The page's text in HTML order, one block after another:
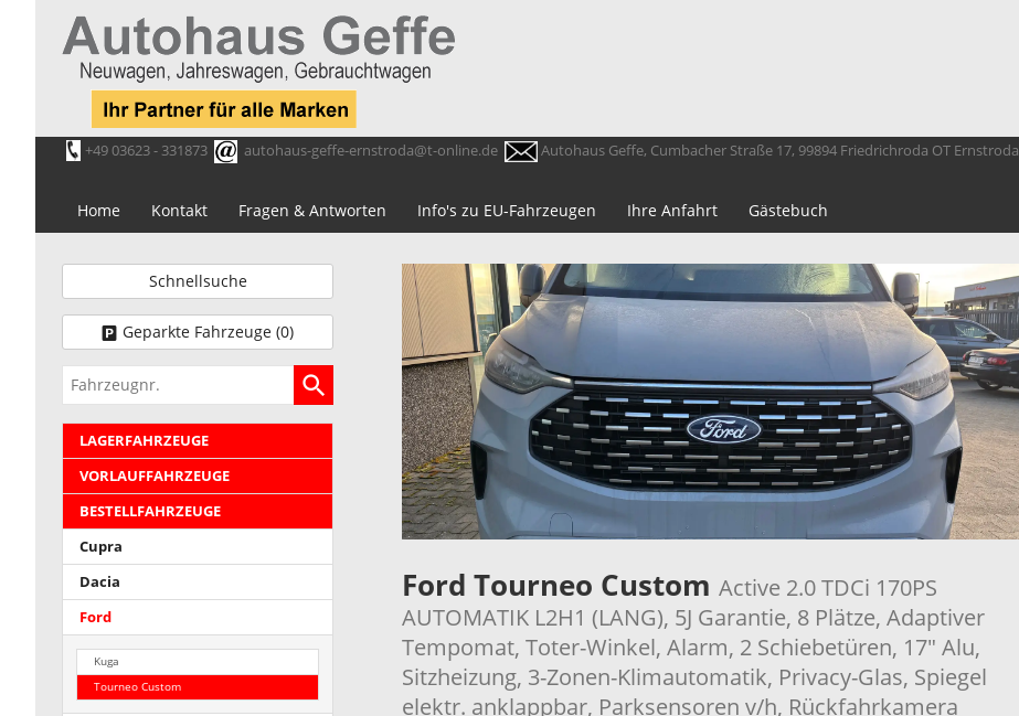
+49 03623 - 331873 autohaus-geffe-ernstroda@t-online.de Autohaus Geffe, Cumbacher Straße 17, 99894 Friedrichroda OT Ernstroda
Home Kontakt Fragen & Antworten Info's zu EU-Fahrzeugen Ihre Anfahrt Gästebuch
Ford Tourneo Custom Active 2.0 TDCi 170PS
AUTOMATIK L2H1 (LANG), 5J Garantie, 8 Plätze, Adaptiver
Tempomat, Toter-Winkel, Alarm, 2 Schiebetüren, 17" Alu,
Sitzheizung, 3-Zonen-Klimautomatik, Privacy-Glas, Spiegel
elektr. anklappbar, Parksensoren v/h, Rückfahrkamera
Schnellsuche
Geparkte Fahrzeuge (0)
Fahrzeugnr.
LAGERFAHRZEUGE
VORLAUFFAHRZEUGE
BESTELLFAHRZEUGE
Cupra
Dacia
Ford
Kuga
Tourneo Custom